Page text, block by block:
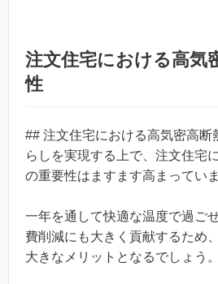
注文住宅における高気
性
## 注文住宅における高気密高断
らしを実現する上で、注文住宅
の重要性はますます高まっていま
一年を通して快適な温度で過ご
費削減にも大きく貢献するため
大きなメリットとなるでしょう。